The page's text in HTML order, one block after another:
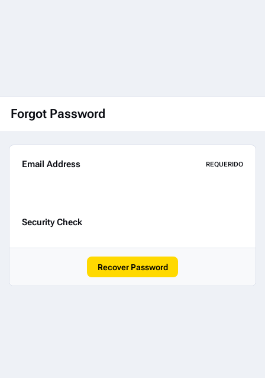
Forgot Password
Email Address REQUERIDO
Security Check
Recover Password